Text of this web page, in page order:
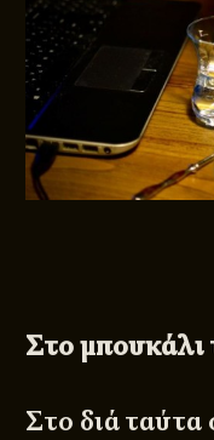
Στο μπουκάλι
Στο διά ταύτα